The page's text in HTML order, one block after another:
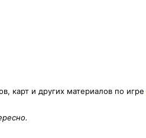
карт и других материалов по игре